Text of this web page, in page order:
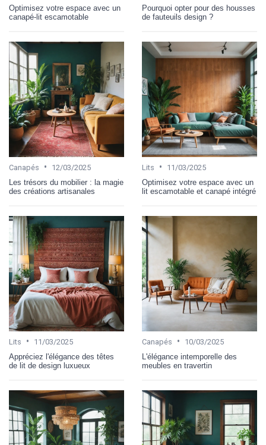
Optimisez votre espace avec un
canapé-lit escamotable
Pourquoi opter pour des housses
de fauteuils design ?
Canapés •
12/03/2025
Les trésors du mobilier : la magie
des créations artisanales
Lits •
11/03/2025
Optimisez votre espace avec un
lit escamotable et canapé intégré
Lits •
11/03/2025
Appréciez l'élégance des têtes
de lit de design luxueux
Canapés •
10/03/2025
L'élégance intemporelle des
meubles en travertin